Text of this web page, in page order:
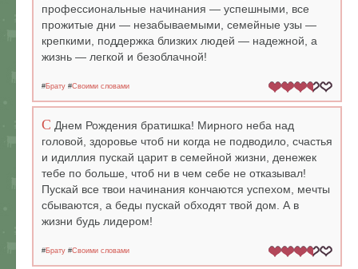
профессиональные начинания — успешными, все
прожитые дни — незабываемыми, семейные узы —
крепкими, поддержка близких людей — надежной, а
жизнь — легкой и безоблачной!
#Брату #Своими словами
С Днем Рождения братишка! Мирного неба над
головой, здоровье чтоб ни когда не подводило, счастья
и идиллия пускай царит в семейной жизни, денежек
тебе по больше, чтоб ни в чем себе не отказывал!
Пускай все твои начинания кончаются успехом, мечты
сбываются, а беды пускай обходят твой дом. А в
жизни будь лидером!
#Брату #Своими словами